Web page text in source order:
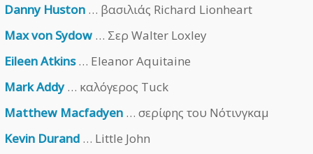
Danny Huston … βασιλιάς Richard Lionheart
Max von Sydow … Σερ Walter Loxley
Eileen Atkins… Eleanor Aquitaine
Mark Addy… καλόγερος Tuck
Matthew Macfadyen … σερίφης του Νότινγκαμ
Kevin Durand … Little John